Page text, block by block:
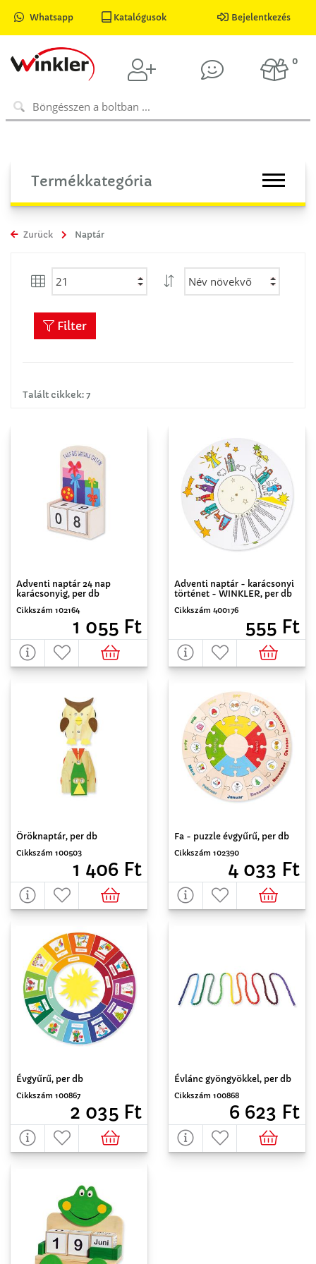
Whatsapp Katalógusok Bejelentkezés
0
Termékkategória
Zurück Naptár
Talált cikkek: 7
Filter
Adventi naptár 24 nap
karácsonyig, per db
Cikkszám 102164
1 055 Ft
Adventi naptár - karácsonyi
történet - WINKLER, per db
Cikkszám 400176
555 Ft
Öröknaptár, per db
Cikkszám 100503
1 406 Ft
Fa - puzzle évgyűrű, per db
Cikkszám 102390
4 033 Ft
Évgyűrű, per db
Cikkszám 100867
2 035 Ft
Évlánc gyöngyökkel, per db
Cikkszám 100868
6 623 Ft